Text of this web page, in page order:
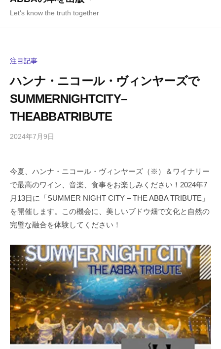
Let's know the truth together
注目記事
ハンナ・ニコール・ヴィンヤーズで
SUMMERNIGHTCITY–
THEABBATRIBUTE
2024年7月9日
g
a
h
y
a
m
a
の
コ
メ
ト
今夏、ハンナ・ニコール・ヴィンヤーズ（※）＆ワイナリー
で最高のワイン、音楽、食事をお楽しみください！2024年7
月13日に「SUMMER NIGHT CITY – THE ABBA TRIBUTE」
を開催します。この機会に、美しいブドウ畑で文化と自然の
完璧な融合を体験してください！